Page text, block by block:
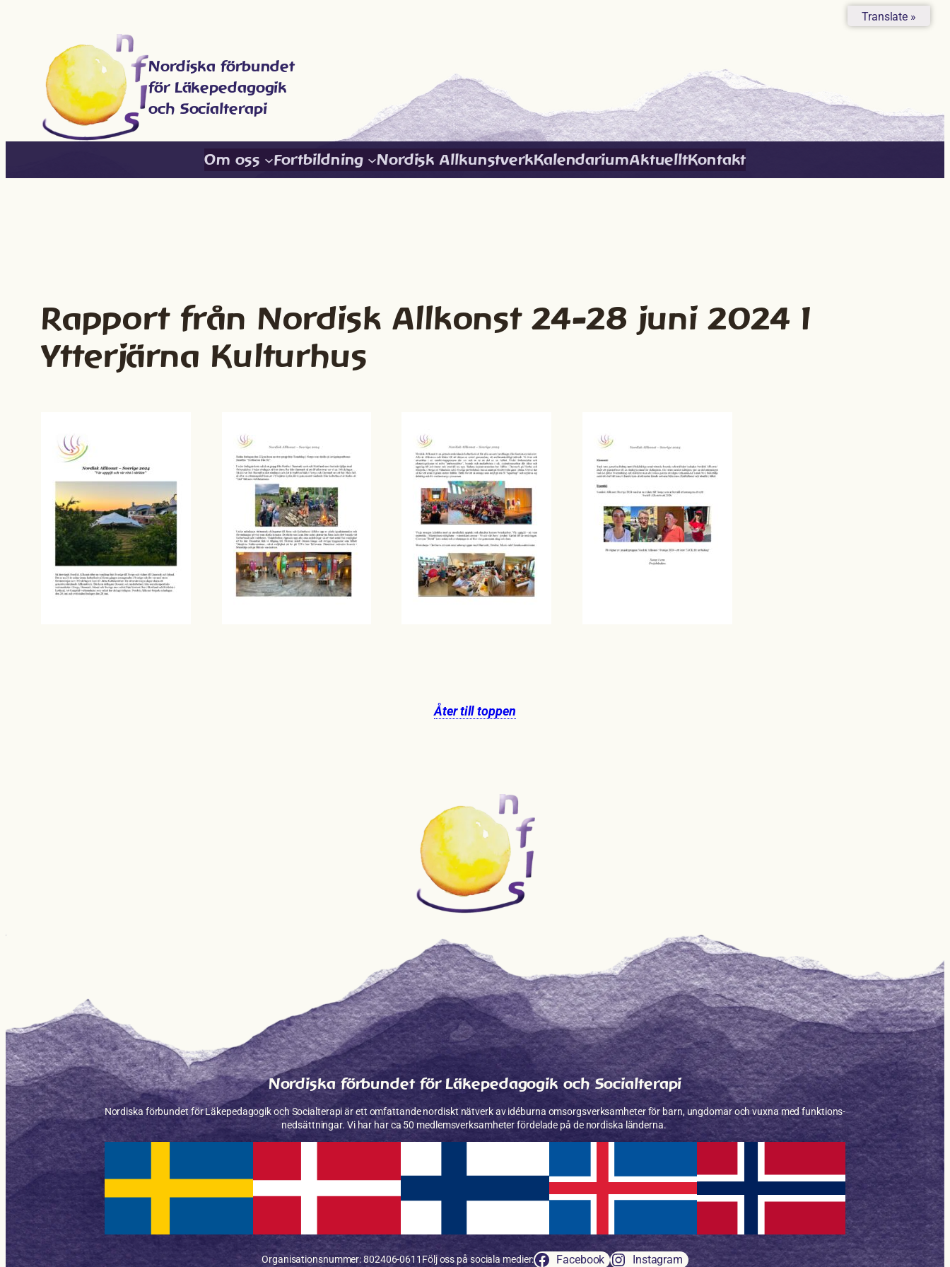
innehåll
Nordiska förbundet
för Läkepedagogik
och Socialterapi
Om oss Fortbildning Nordisk AllkunstverkKalendariumAktuelltKontakt
Rapport från Nordisk Allkonst 24-28 juni 2024 I
Ytterjärna Kulturhus
Åter till toppen
Nordiska förbundet för Läkepedagogik och Socialterapi
Nordiska förbundet för Läkepe­dagogik och Social­terapi är ett omfattande nordiskt nätverk av idéburna omsorgs­verksam­heter för barn, ungdomar och vuxna med funktions­
nedsättningar. Vi har har ca 50 medlems­verksamheter fördelade på de nordiska länderna.
Organisationsnummer: 802406-0611Följ oss på sociala medier: Facebook Instagram
Translate »